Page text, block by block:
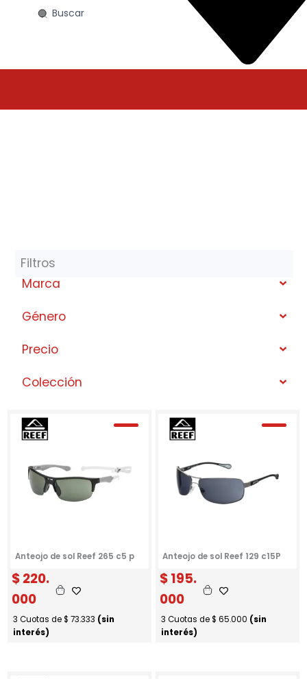
Search
Filtros
Marca
Género
Precio
Colección
Anteojo de sol Reef 265 c5 p
$220.
000
3 Cuotas de $ 73.333 (sin
interés)
Anteojo de sol Reef 129 c15P
$195.
000
3 Cuotas de $ 65.000 (sin
interés)